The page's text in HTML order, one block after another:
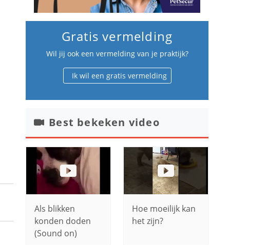
Gratis vermelding
Wil jij ook een vermelding van je praktijk?
Ik wil een gratis vermelding
Best bekeken video
Als blikken
konden doden
(Sound on)
Hoe moeilijk kan
het zijn?